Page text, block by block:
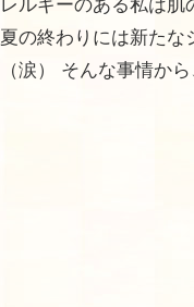
レルギーのある私は
夏の終わりには新たな
（涙） そんな事情か